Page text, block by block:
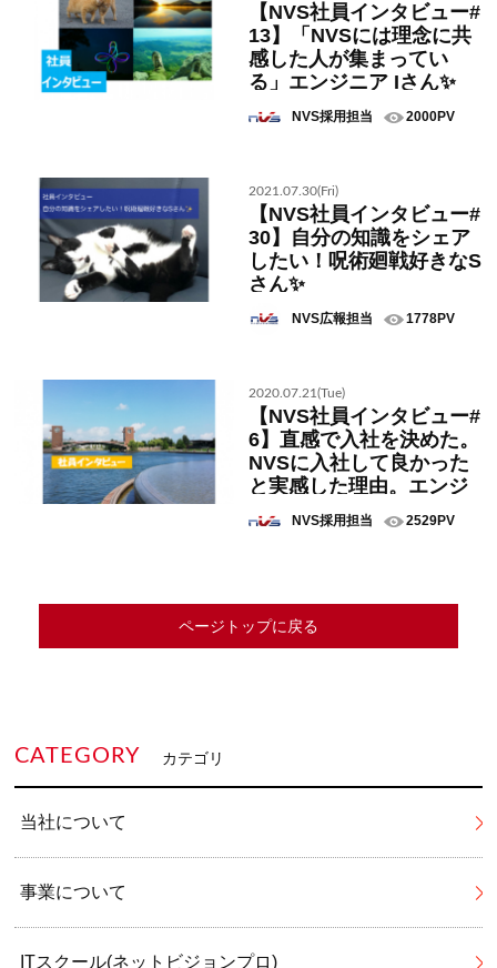
【NVS社員インタビュー#
13】「NVSには理念に共
感した人が集まってい
る」エンジニア Iさん✨
NVS採用担当 2000PV
2021.07.30(Fri)
【NVS社員インタビュー#
30】自分の知識をシェア
したい！呪術廻戦好きなS
さん✨
NVS広報担当 1778PV
2020.07.21(Tue)
【NVS社員インタビュー#
6】直感で入社を決めた。
NVSに入社して良かった
と実感した理由。エンジ
ニアNさん✨
NVS採用担当 2529PV
ページトップに戻る
CATEGORY カテゴリ
当社について
事業について
ITスクール(ネットビジョンプロ)